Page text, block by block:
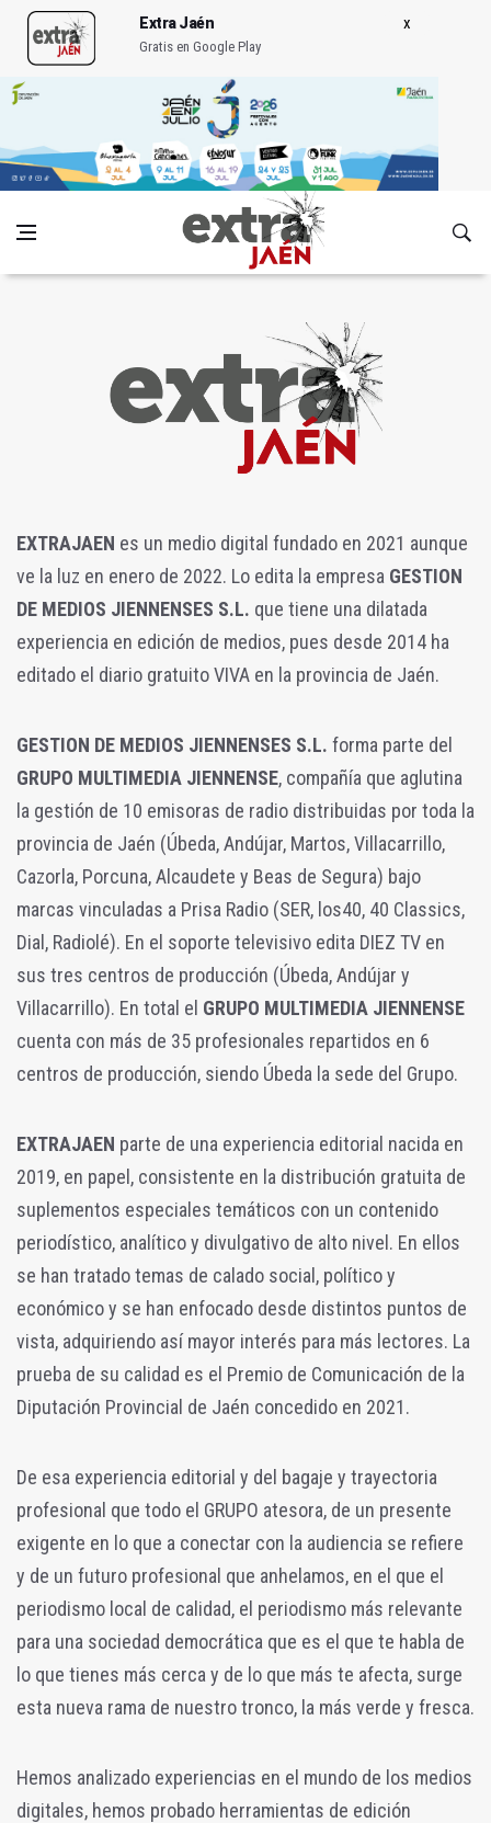
Extra Jaén
Gratis en Google Play
EXTRAJAEN es un medio digital fundado en 2021 aunque
ve la luz en enero de 2022. Lo edita la empresa GESTION
DE MEDIOS JIENNENSES S.L. que tiene una dilatada
experiencia en edición de medios, pues desde 2014 ha
editado el diario gratuito VIVA en la provincia de Jaén.
GESTION DE MEDIOS JIENNENSES S.L. forma parte del
GRUPO MULTIMEDIA JIENNENSE, compañía que aglutina
la gestión de 10 emisoras de radio distribuidas por toda la
provincia de Jaén (Úbeda, Andújar, Martos, Villacarrillo,
Cazorla, Porcuna, Alcaudete y Beas de Segura) bajo
marcas vinculadas a Prisa Radio (SER, los40, 40 Classics,
Dial, Radiolé). En el soporte televisivo edita DIEZ TV en
sus tres centros de producción (Úbeda, Andújar y
Villacarrillo). En total el GRUPO MULTIMEDIA JIENNENSE
cuenta con más de 35 profesionales repartidos en 6
centros de producción, siendo Úbeda la sede del Grupo.
EXTRAJAEN parte de una experiencia editorial nacida en
2019, en papel, consistente en la distribución gratuita de
suplementos especiales temáticos con un contenido
periodístico, analítico y divulgativo de alto nivel. En ellos
se han tratado temas de calado social, político y
económico y se han enfocado desde distintos puntos de
vista, adquiriendo así mayor interés para más lectores. La
prueba de su calidad es el Premio de Comunicación de la
Diputación Provincial de Jaén concedido en 2021.
De esa experiencia editorial y del bagaje y trayectoria
profesional que todo el GRUPO atesora, de un presente
exigente en lo que a conectar con la audiencia se refiere
y de un futuro profesional que anhelamos, en el que el
periodismo local de calidad, el periodismo más relevante
para una sociedad democrática que es el que te habla de
lo que tienes más cerca y de lo que más te afecta, surge
esta nueva rama de nuestro tronco, la más verde y fresca.
Hemos analizado experiencias en el mundo de los medios
digitales, hemos probado herramientas de edición